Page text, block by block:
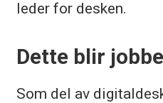
leder for desken.
Dette blir
Som del av